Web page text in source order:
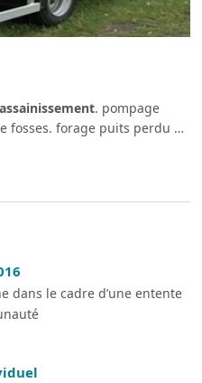
assainissement. pompage
fosses. forage puits perdu …
dans le cadre d’une entente